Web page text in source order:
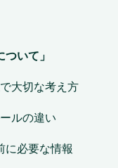
いて」
大切な考え方
ルの違い
に必要な情報